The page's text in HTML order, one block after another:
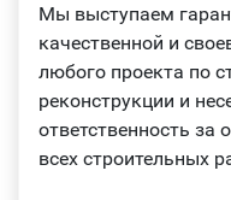
Мы выступаем
качественной и
любого проекта по
реконструкции и
ответственность за
всех строительных